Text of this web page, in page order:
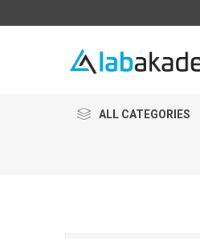
ALL CATEGORIES